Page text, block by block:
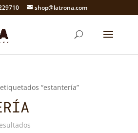
shop@latrona.com
“estantería”